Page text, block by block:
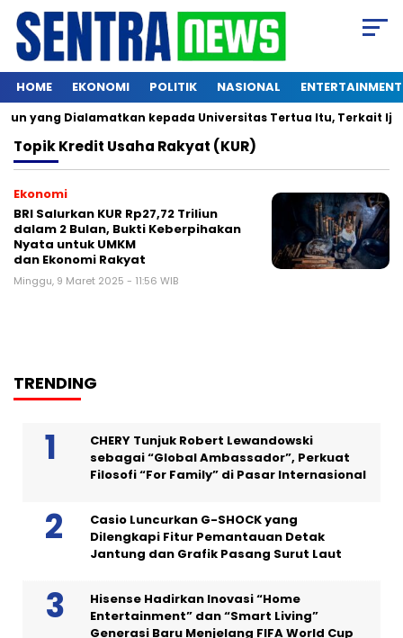
HOME EKONOMI POLITIK NASIONAL ENTERTAINMENT
yang Dialamatkan kepada Universitas Tertua Itu, Terkait
TopikKredit Usaha Rakyat (KUR)
Ekonomi
BRI Salurkan KUR Rp27,72 Triliun
dalam 2 Bulan, Bukti Keberpihakan
Nyata untuk UMKM
dan Ekonomi Rakyat
Minggu, 9 Maret 2025 - 11:56 WIB
TRENDING
CHERY Tunjuk Robert Lewandowski
sebagai “Global Ambassador”, Perkuat
Filosofi “For Family” di Pasar Internasional
Casio Luncurkan G-SHOCK yang
Dilengkapi Fitur Pemantauan Detak
Jantung dan Grafik Pasang Surut Laut
Hisense Hadirkan Inovasi “Home
Entertainment” dan “Smart Living”
Generasi Baru Menjelang FIFA World Cup